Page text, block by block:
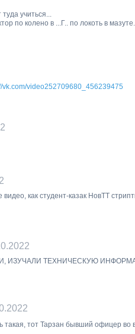
учиться...
по колено в ...Г.. по локоть в
vk.com/video252709680_456239475
как студент-казак НовТТ
ИЗУЧАЛИ ТЕХНИЧЕСКУЮ
такая, тот Тарзан бывший офицер во